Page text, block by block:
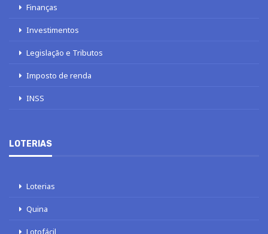
Finanças
Investimentos
Legislação e Tributos
Imposto de renda
INSS
LOTERIAS
Loterias
Quina
Lotofácil